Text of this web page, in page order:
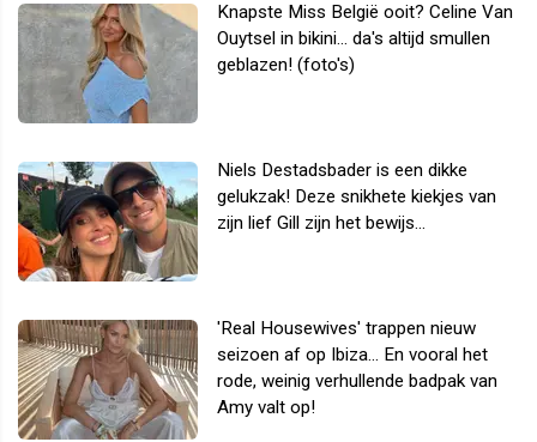
Knapste Miss België ooit? Celine Van
Ouytsel in bikini... da's altijd smullen
geblazen! (foto's)
Niels Destadsbader is een dikke
gelukzak! Deze snikhete kiekjes van
zijn lief Gill zijn het bewijs...
'Real Housewives' trappen nieuw
seizoen af op Ibiza... En vooral het
rode, weinig verhullende badpak van
Amy valt op!